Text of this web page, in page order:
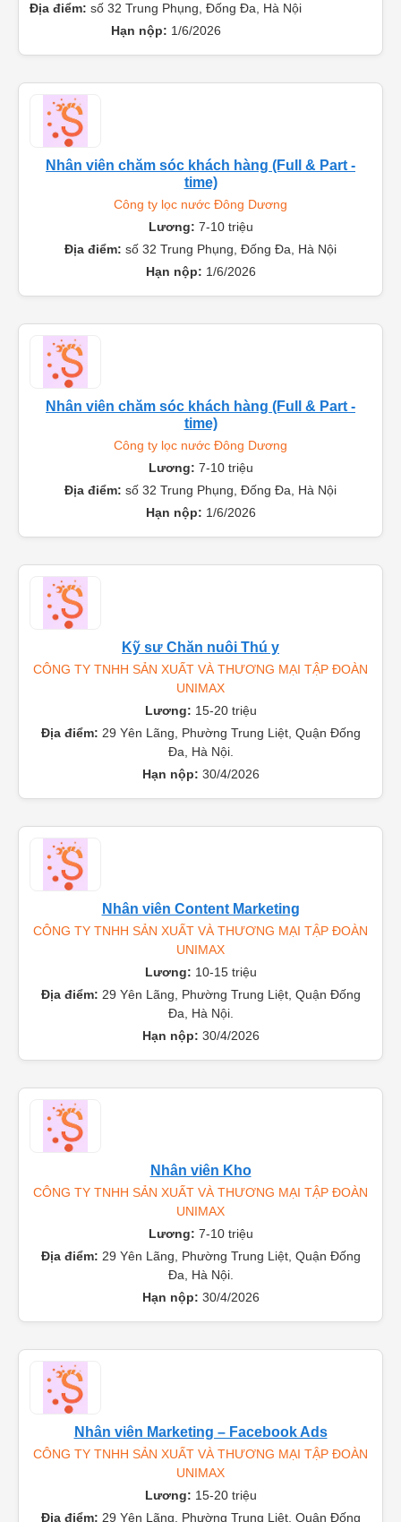
Địa điểm: số 32 Trung Phụng, Đống Đa, Hà Nội
Hạn nộp: 1/6/2026
Nhân viên chăm sóc khách hàng (Full & Part -
time)
Công ty lọc nước Đông Dương
Lương: 7-10 triệu
Địa điểm: số 32 Trung Phụng, Đống Đa, Hà Nội
Hạn nộp: 1/6/2026
Nhân viên chăm sóc khách hàng (Full & Part -
time)
Công ty lọc nước Đông Dương
Lương: 7-10 triệu
Địa điểm: số 32 Trung Phụng, Đống Đa, Hà Nội
Hạn nộp: 1/6/2026
Kỹ sư Chăn nuôi Thú y
CÔNG TY TNHH SẢN XUẤT VÀ THƯƠNG MẠI TẬP ĐOÀN
UNIMAX
Lương: 15-20 triệu
Địa điểm: 29 Yên Lãng, Phường Trung Liệt, Quận Đống
Đa, Hà Nội.
Hạn nộp: 30/4/2026
Nhân viên Content Marketing
CÔNG TY TNHH SẢN XUẤT VÀ THƯƠNG MẠI TẬP ĐOÀN
UNIMAX
Lương: 10-15 triệu
Địa điểm: 29 Yên Lãng, Phường Trung Liệt, Quận Đống
Đa, Hà Nội.
Hạn nộp: 30/4/2026
Nhân viên Kho
CÔNG TY TNHH SẢN XUẤT VÀ THƯƠNG MẠI TẬP ĐOÀN
UNIMAX
Lương: 7-10 triệu
Địa điểm: 29 Yên Lãng, Phường Trung Liệt, Quận Đống
Đa, Hà Nội.
Hạn nộp: 30/4/2026
Nhân viên Marketing – Facebook Ads
CÔNG TY TNHH SẢN XUẤT VÀ THƯƠNG MẠI TẬP ĐOÀN
UNIMAX
Lương: 15-20 triệu
Địa điểm: 29 Yên Lãng, Phường Trung Liệt, Quận Đống